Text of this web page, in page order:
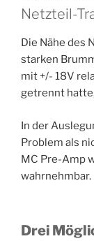
Netzteil-
Die Nähe des
starken
mit +/- 18V
getrennt
In der
Problem als
MC Pre-Amp
wahrnehmbar.
Drei